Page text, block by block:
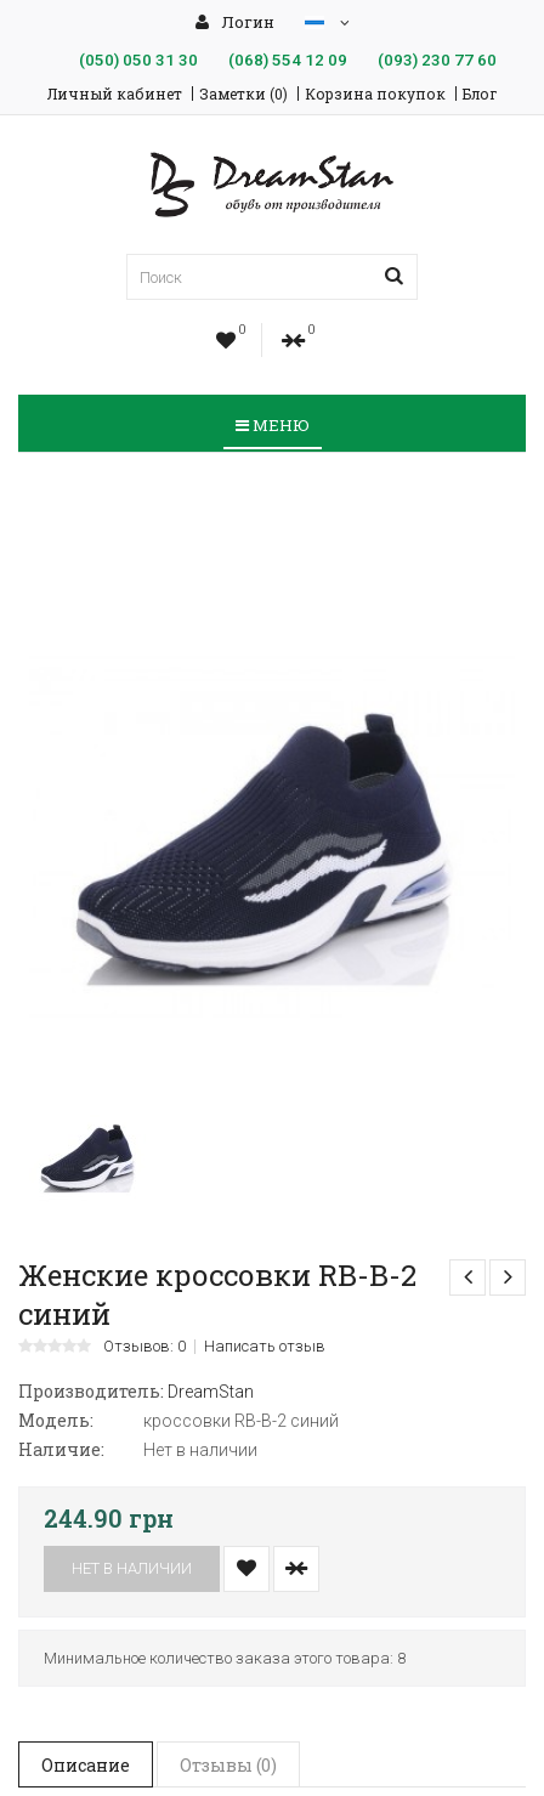
Логин
(050)050 31 30 (068)554 12 09 (093)230 77 60
Личный кабинет Заметки (0) Корзина покупок Блог
0 0
МЕНЮ
Женские кроссовки RB-B-2
синий
Отзывов: 0 Написать отзыв
Производитель: DreamStan
Модель: кроссовки RB-B-2 синий
Наличие: Нет в наличии
244.90 грн
НЕТ В НАЛИЧИИ
Минимальное количество заказа этого товара: 8
Описание Отзывы (0)